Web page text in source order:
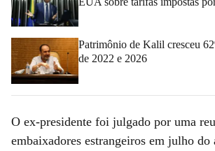
Patrimônio de Kalil cresceu
de 2022 e 2026
O ex-presidente foi julgado por uma
embaixadores estrangeiros em julho do